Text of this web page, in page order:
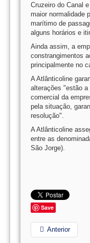
Cruzeiro do Canal
maior normalidade
marítimo de
alguns horários e
Ainda assim, a
constrangimentos
principalmente no
A Atlânticoline
alterações "estão
comercial da
pela situação,
resolução".
A Atlânticoline
entre as
São Jorge).
Save
Anterior